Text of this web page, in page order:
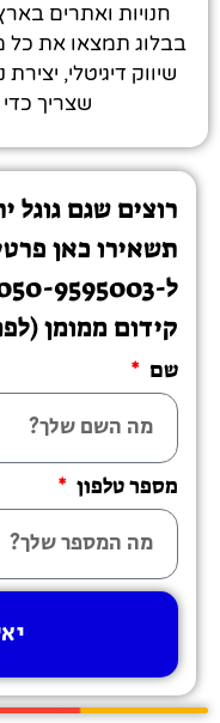
חנויות ואתרים
בבלוג תמצאו את כל
שיווק דיגיטלי,
שצריך
רוצים שגם גוגל
תשאירו כאן
קידום ממומן
שם
מספר טלפון